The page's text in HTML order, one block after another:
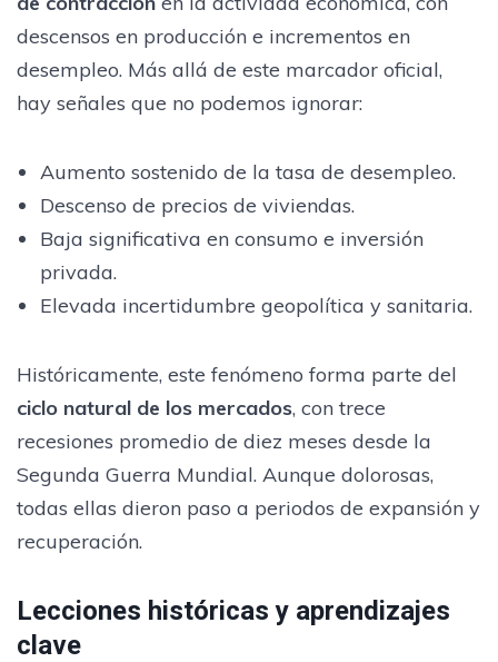
descensos en producción e incrementos en
desempleo. Más allá de este marcador oficial,
hay señales que no podemos ignorar:
Aumento sostenido de la tasa de desempleo.
Descenso de precios de viviendas.
Baja significativa en consumo e inversión
privada.
Elevada incertidumbre geopolítica y sanitaria.
Históricamente, este fenómeno forma parte del
ciclo natural de los mercados, con trece
recesiones promedio de diez meses desde la
Segunda Guerra Mundial. Aunque dolorosas,
todas ellas dieron paso a periodos de expansión y
recuperación.
Lecciones históricas y aprendizajes
clave